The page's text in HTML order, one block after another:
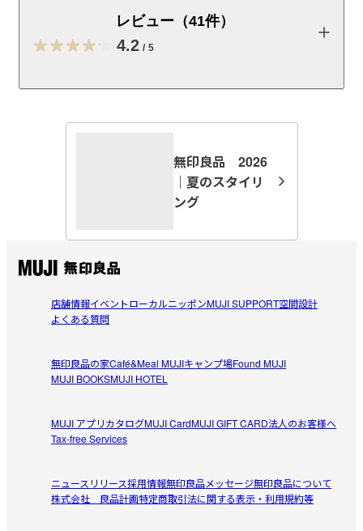
ブロード素材に洗い加工を施し、自然でやわらかな風合いに仕
イズ選びによって印象を変えられるため、さまざまな着こなし
透け感：なし
伸縮性：なし
フィット感：普通
【こちらもおすすめ】
同素材の「洗いざらしブロード長袖シャツ
受取手段店舗受け取り可・コンビニ受け取り可
レビュー（41件）
4.2 / 5
綿100%で肌に優しい。シワが気になるときは、脱水しない
で干すとシワが気にならない。
参考になった（0人）
2026/07/30
着心地も肌触りもシルエットも耐久性も良く
アイロンかけしてのビジネス・フォーマルには向いていま
せんが
タックインしてもアウトしてもサマになり
生地も厚手で透け感もあまりありません
ＹＨ
2026/07/25
シワがちょっと気になる
無印良品 2026
｜夏のスタイリ
ング
店舗情報イベントローカルニッポンMUJI SUPPORT空間設計
よくある質問
無印良品の家Café&Meal MUJIキャンプ場Found MUJI
MUJI BOOKSMUJI HOTEL
MUJI アプリカタログMUJI CardMUJI GIFT CARD法人のお客様へ
Tax-free Services
ニュースリリース採用情報無印良品メッセージ無印良品について
株式会社 良品計画特定商取引法に関する表示・利用規約等